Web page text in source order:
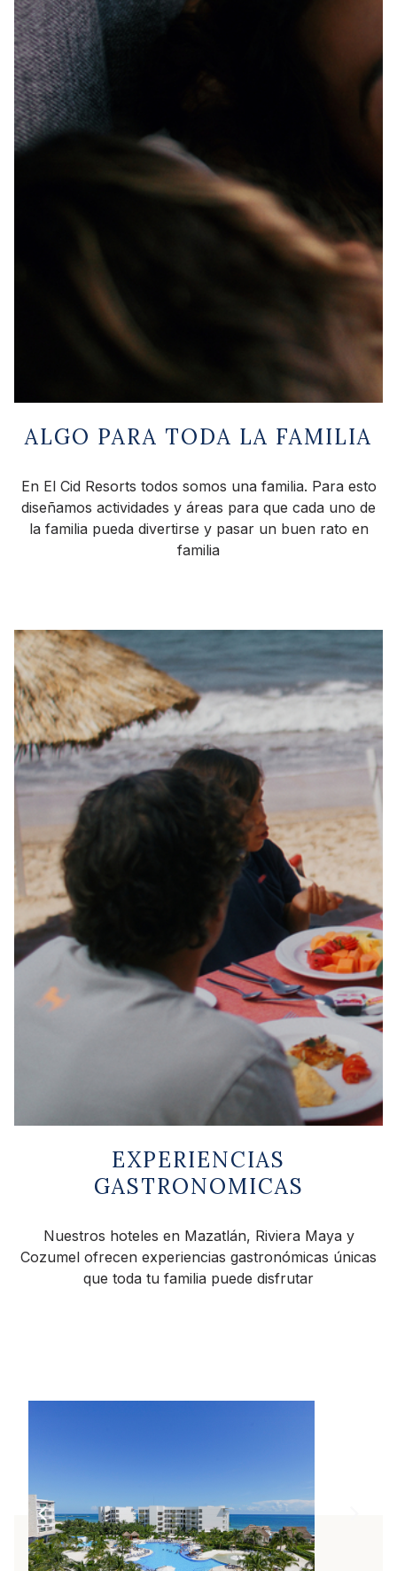
ALGO PARA TODA LA FAMILIA
En El Cid Resorts todos somos una familia. Para esto
diseñamos actividades y áreas para que cada uno de
la familia pueda divertirse y pasar un buen rato en
familia
EXPERIENCIAS
GASTRONOMICAS
Nuestros hoteles en Mazatlán, Riviera Maya y
Cozumel ofrecen experiencias gastronómicas únicas
que toda tu familia puede disfrutar